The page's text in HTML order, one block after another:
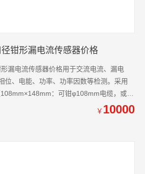
钳形漏电流传感器价格
漏电流传感器价格用于交流电流、漏电
位、电能、功率、功率因数等检测。采用
：可钳φ108mm电缆，或
扁钢地线）、便携式钳形设计，不必断开
，安全、快速，可以连接相位检测分析
￥ 10000